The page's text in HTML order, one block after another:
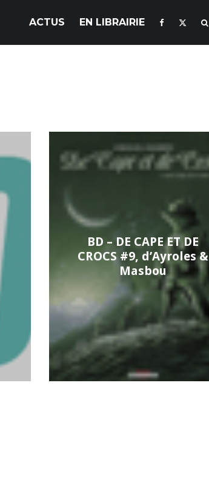
ACTUS EN LIBRAIRIE
BD – DE CAPE ET DE
CROCS #9, d’Ayroles &
Masbou